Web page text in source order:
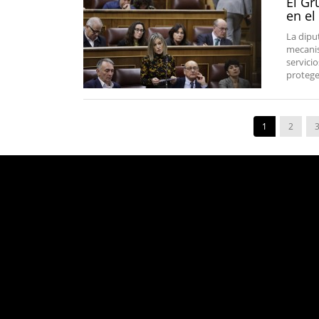
en
La
1 2 3